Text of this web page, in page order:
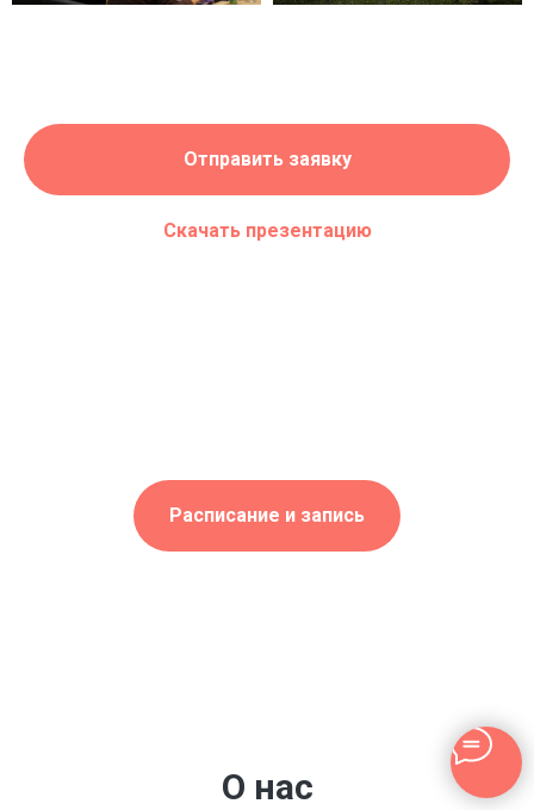
Отправить заявку
Скачать презентацию
Расписание и запись
О нас